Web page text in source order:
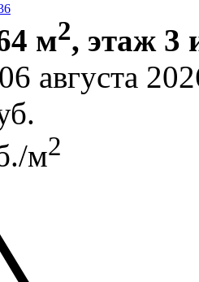
м2, этаж 3
августа
м2